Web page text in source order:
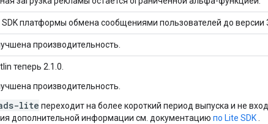
платформы обмена сообщениями пользователей до версии
производительность.
теперь 2.1.0.
производительность.
lite переходит на более короткий период выпуска и не
дополнительной информации см. документацию по Lite SDK